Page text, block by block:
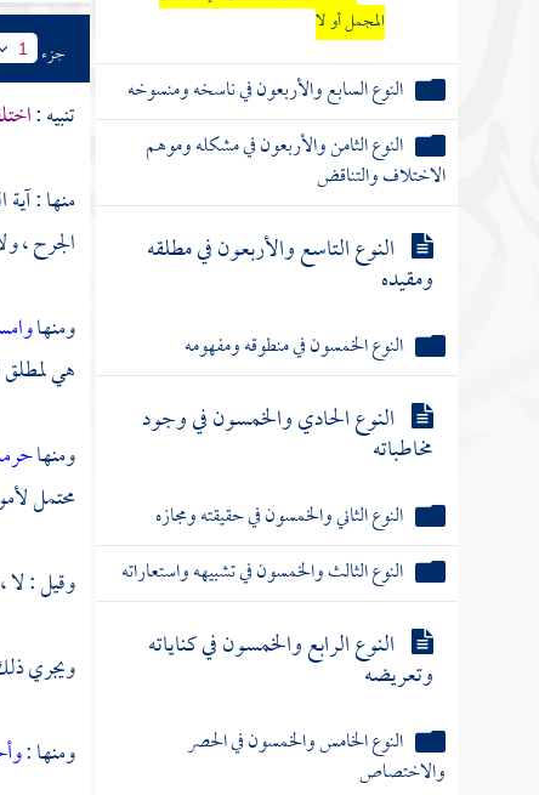
المجمل أو لا
النوع السابع والأربعون في ناسخه ومنسوخه
النوع الثامن والأربعون في مشكله وموهم
الاختلاف والتناقض
النوع التاسع والأربعون في مطلقه
ومقيده
النوع الخمسون في منطوقه ومفهومه
النوع الحادي والخمسون في وجود
مخاطباته
النوع الثاني والخمسون في حقيقته ومجازه
النوع الثالث والخمسون في تشبيهه واستعاراته
النوع الرابع والخمسون في كناياته
وتعريضه
النوع الخامس والخمسون في الحصر
والاختصاص
جزء 1
تنبيه :
منها :
الجرح ،
ومنها
هي لمطلق
ومنها
محتمل
وقيل : لا
ويجري
ومنها :